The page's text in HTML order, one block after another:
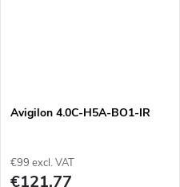
Avigilon 4.0C-H5A-BO1-IR
€99 excl. VAT
€121,77